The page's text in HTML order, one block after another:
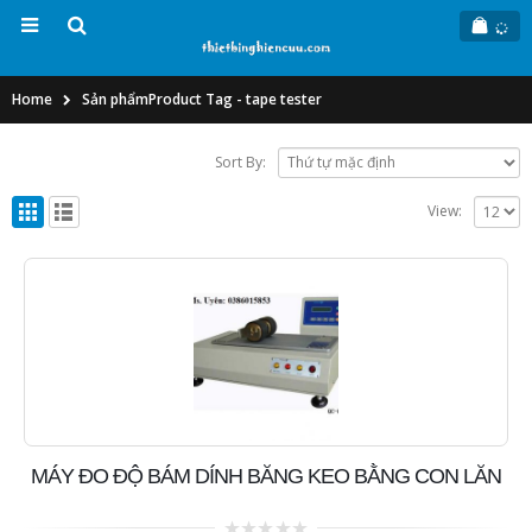
Home Sản phẩmProduct Tag -tape tester
Sort By:
View:
MÁY ĐO ĐỘ BÁM DÍNH BĂNG KEO BẰNG CON LĂN